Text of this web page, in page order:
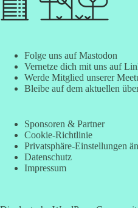
Folge uns auf Mastodon
Vernetze dich mit uns auf
Werde Mitglied unserer
Bleibe auf dem aktuellen
Sponsoren & Partner
Cookie-Richtlinie
Privatsphäre-Einstellungen
Datenschutz
Impressum